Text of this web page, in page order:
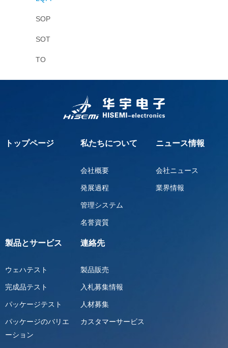
SOP
SOT
TO
トップページ 私たちについて
会社概要
発展過程
管理システム
名誉資質
ニュース情報
会社ニュース
業界情報
製品とサービス
ウェハテスト
完成品テスト
パッケージテスト
パッケージのバリエ
ーション
連絡先
製品販売
入札募集情報
人材募集
カスタマーサービス